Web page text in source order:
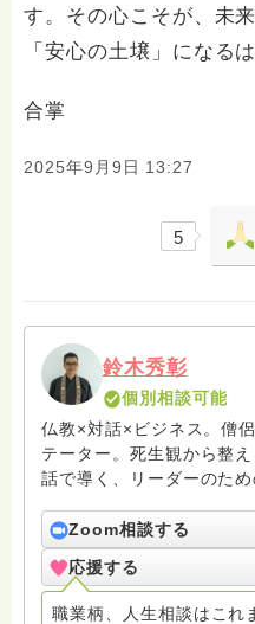
す。その心こそが、未
「安心の土壌」になる
合掌
2025年9月9日 13:27
5
鈴木秀彰
個別相談可能
仏教×対話×ビジネス。僧
テーター。死生観から整
話で導く、リーダーのた
いう営みを通じて、人が
きる場をひらいています。 ※お坊さん回答の中に「鈴木
光浄」がおりますが当初
したものでございます。
い
Zoom相談する
応援する
職業柄、人生相談はこれ